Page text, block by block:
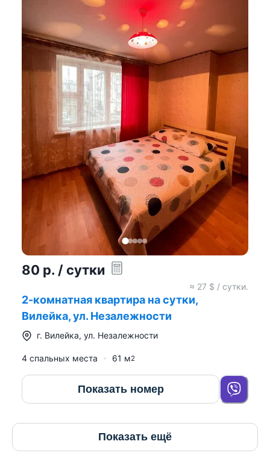
80 р. / сутки
≈ 27 $ / сутки.
2-комнатная квартира на сутки,
Вилейка, ул. Незалежности
г. Вилейка, ул. Незалежности
4 спальных места 61 м2
Показать номер
Показать ещё